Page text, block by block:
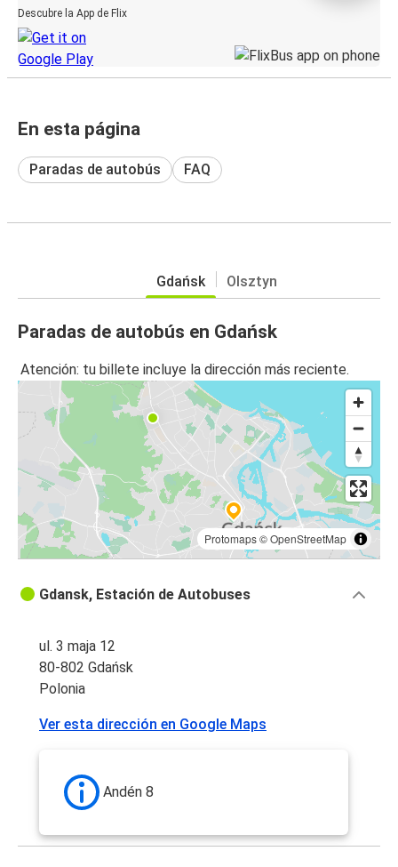
Descubre la App de Flix
En esta página
Paradas de autobús FAQ
Gdańsk Olsztyn
Paradas de autobús en Gdańsk
Atención: tu billete incluye la dirección más reciente.
Protomaps©OpenStreetMap
Gdansk, Estación de Autobuses
ul. 3 maja 12
80-802 Gdańsk
Polonia
Ver esta dirección en Google Maps
Andén 8